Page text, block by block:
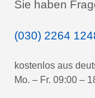
Sie haben
(030) 2264
kostenlos aus
Mo. – Fr. 09:00 –